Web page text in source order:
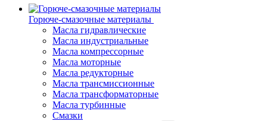
Горюче-смазочные материалы
Масла гидравлические
Масла индустриальные
Масла компрессорные
Масла моторные
Масла редукторные
Масла трансмиссионные
Масла трансформаторные
Масла турбинные
Смазки